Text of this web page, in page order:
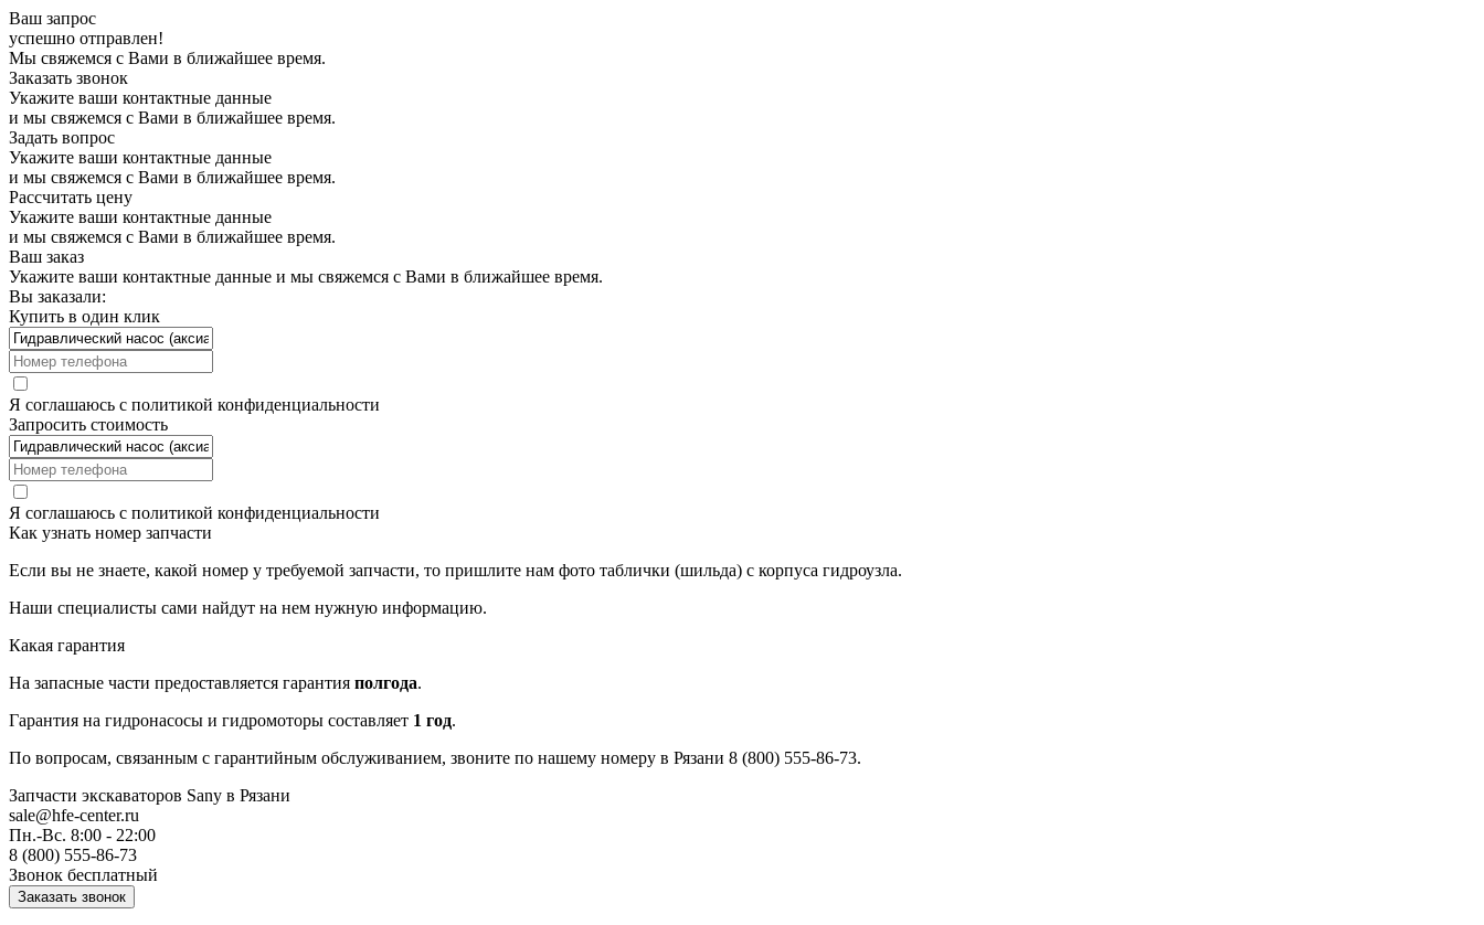
Ваш запрос
успешно отправлен!
Мы свяжемся с Вами в ближайшее время.
Заказать звонок
Укажите ваши контактные данные
и мы свяжемся с Вами в ближайшее время.
Задать вопрос
Укажите ваши контактные данные
и мы свяжемся с Вами в ближайшее время.
Рассчитать цену
Укажите ваши контактные данные
и мы свяжемся с Вами в ближайшее время.
Ваш заказ
Укажите ваши контактные данные и мы свяжемся с Вами в ближайшее время.
Вы заказали:
Купить в один клик
Я соглашаюсь с политикой конфиденциальности
Запросить стоимость
Я соглашаюсь с политикой конфиденциальности
Как узнать номер запчасти
Если вы не знаете, какой номер у требуемой запчасти, то пришлите нам фото таблички (шильда) с корпуса гидроузла.
Наши специалисты сами найдут на нем нужную информацию.
Какая гарантия
На запасные части предоставляется гарантия полгода.
Гарантия на гидронасосы и гидромоторы составляет 1 год.
По вопросам, связанным с гарантийным обслуживанием, звоните по нашему номеру в Рязани 8 (800) 555-86-73.
Запчасти экскаваторов Sany в Рязани
sale@hfe-center.ru
Пн.-Вс. 8:00 - 22:00
8 (800) 555-86-73
Звонок бесплатный